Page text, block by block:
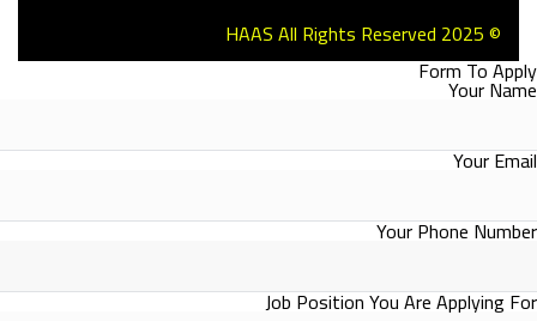
© 2025 HAAS All Rights Reserved
Form To Apply
Your Name
Your Email
Your Phone Number
Job Position You Are Applying For